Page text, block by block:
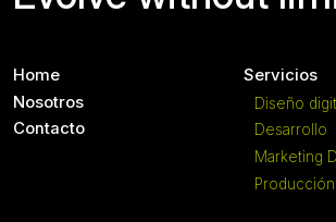
Home
Nosotros
Contacto
Servicios
Diseño
Desarrollo
Marketing